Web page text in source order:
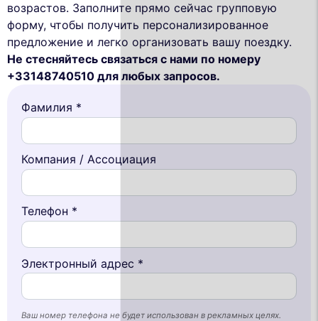
возрастов. Заполните прямо сейчас групповую
форму, чтобы получить персонализированное
предложение и легко организовать вашу поездку.
Не стесняйтесь связаться с нами по номеру
+33148740510 для любых запросов.
Фамилия *
Компания / Ассоциация
Телефон *
Электронный адрес *
Ваш номер телефона не будет использован в рекламных целях.